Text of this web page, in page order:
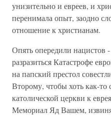
унизительно и евреев, и
перенимала опыт, заодно
отношение к христианам.
Опять опередили нацистов
разразиться Катастрофе
на папский престол
Второму, чтобы хоть как-то
католической церкви к
Мемориал Яд Вашем,